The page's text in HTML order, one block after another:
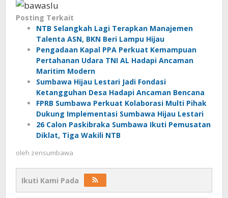
Posting Terkait
NTB Selangkah Lagi Terapkan Manajemen
Talenta ASN, BKN Beri Lampu Hijau
Pengadaan Kapal PPA Perkuat Kemampuan
Pertahanan Udara TNI AL Hadapi Ancaman
Maritim Modern
Sumbawa Hijau Lestari Jadi Fondasi
Ketangguhan Desa Hadapi Ancaman Bencana
FPRB Sumbawa Perkuat Kolaborasi Multi Pihak
Dukung Implementasi Sumbawa Hijau Lestari
26 Calon Paskibraka Sumbawa Ikuti Pemusatan
Diklat, Tiga Wakili NTB
oleh zensumbawa
Ikuti Kami Pada